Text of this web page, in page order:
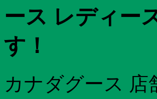
ース レディー
す！
カナダグース